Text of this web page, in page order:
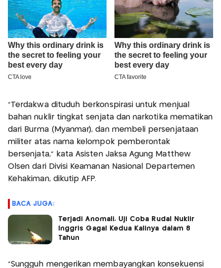
“Terdakwa dituduh berkonspirasi untuk menjual
bahan nuklir tingkat senjata dan narkotika mematikan
dari Burma (Myanmar), dan membeli persenjataan
militer atas nama kelompok pemberontak
bersenjata,” kata Asisten Jaksa Agung Matthew
Olsen dari Divisi Keamanan Nasional Departemen
Kehakiman, dikutip AFP.
BACA JUGA:
Terjadi Anomali, Uji Coba Rudal Nuklir
Inggris Gagal Kedua Kalinya dalam 8
Tahun
“Sungguh mengerikan membayangkan konsekuensi